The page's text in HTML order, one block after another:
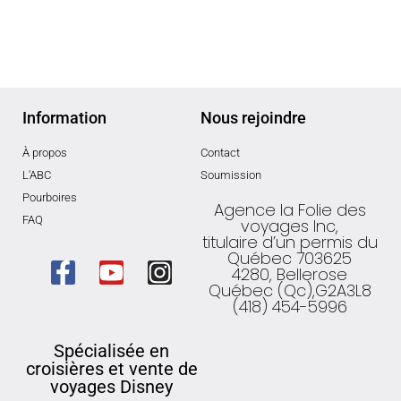
Information
À propos
L'ABC
Pourboires
FAQ
Nous rejoindre
Contact
Soumission
Agence la Folie des
voyages Inc,
titulaire d’un permis du
Québec 703625
4280, Bellerose
Québec (Qc),G2A3L8
(418) 454-5996
Spécialisée en
croisières et vente de
voyages Disney